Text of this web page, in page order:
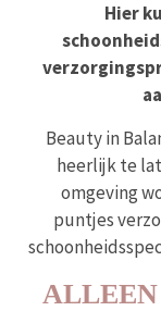
Hier
Beauty in
heerlijk te
omgeving
puntjes
ALLEEN